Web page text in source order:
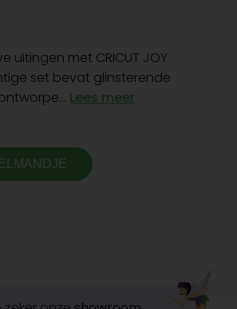
met CRICUT JOY
set bevat glinsterende
Lees meer